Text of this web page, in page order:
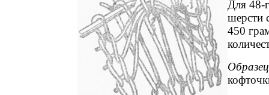
Для 48-
шерсти
450